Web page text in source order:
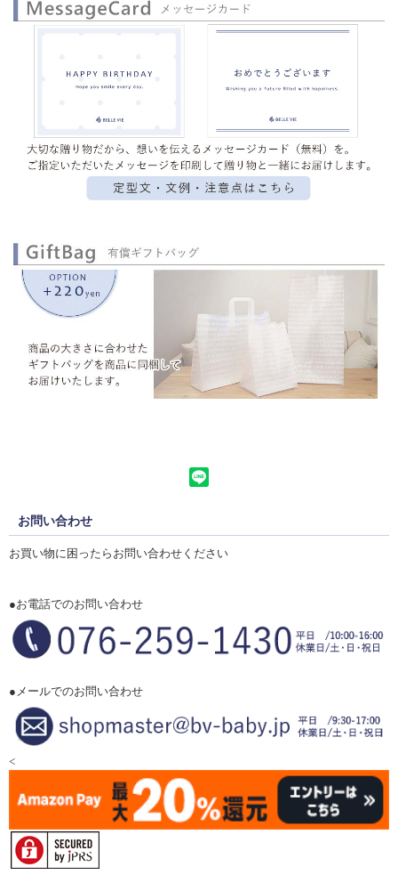
お問い合わせ
お買い物に困ったらお問い合わせください
●お電話でのお問い合わせ
●メールでのお問い合わせ
<